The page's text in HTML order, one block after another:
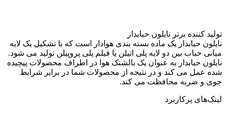
تولید کننده برتر نایلون حبابدار
نایلون حبابدار یک ماده بسته بندی هوادار است که با تشکیل یک لایه
میانی حباب بین دو لایه پلی اتیلن یا فیلم پلی پروپیلن تولید می شود.
نایلون حبابدار به عنوان یک بالشتک هوا در اطراف محصولات پیچیده
شده عمل می کند و در نتیجه از محصولات شما در برابر شرایط
جوی و ضربه محافظت می کند.
لینک‌های پرکاربرد